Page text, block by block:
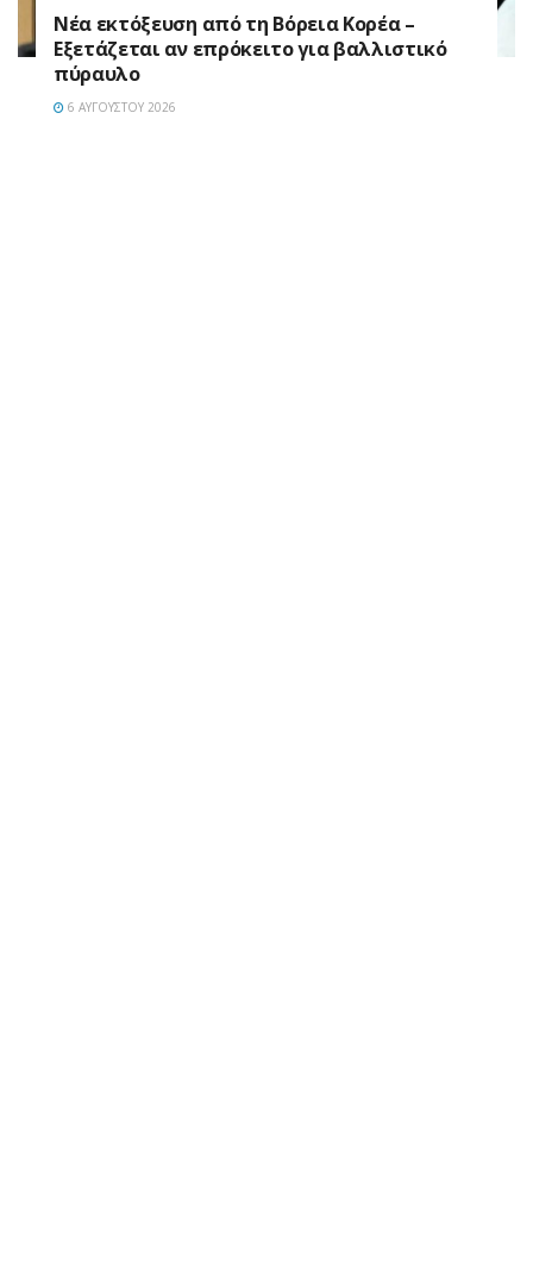
Νέα εκτόξευση από τη Βόρεια Κορέα –
Εξετάζεται αν επρόκειτο για βαλλιστικό
πύραυλο
6 ΑΥΓΟΎΣΤΟΥ 2026